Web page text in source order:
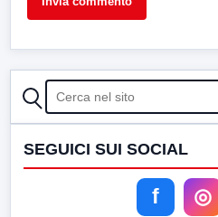
CERCA
SEGUICI SUI SOCIAL
f ◎